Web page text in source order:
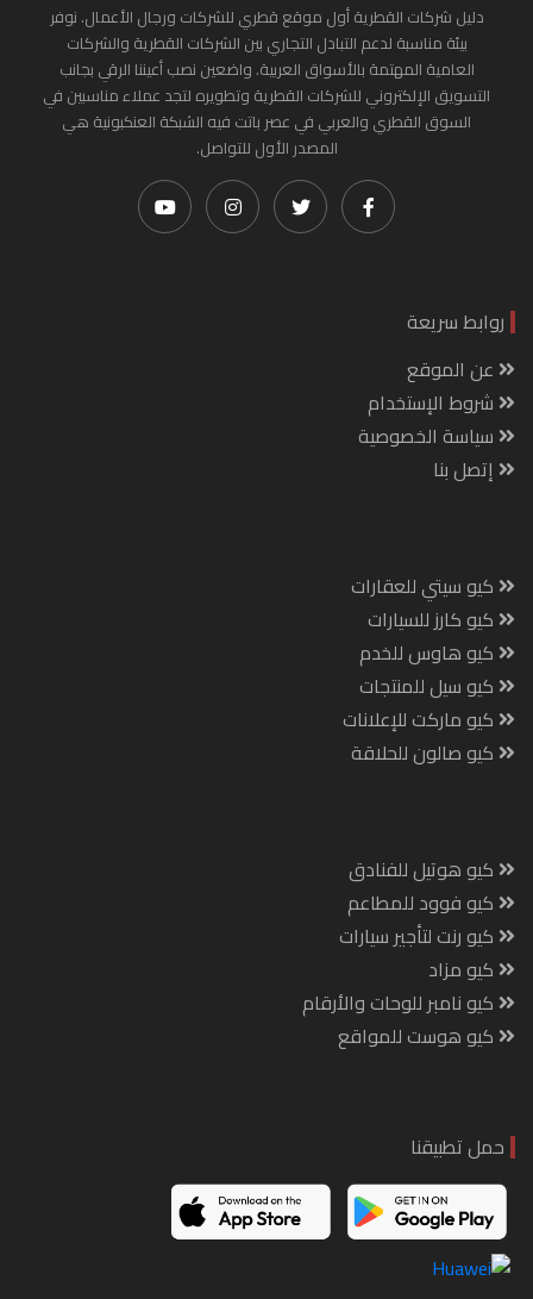
دليل شركات القطرية أول موقع قطري للشركات ورجال الأعمال. نوفر
بيئة مناسبة لدعم التبادل التجاري بين الشركات القطرية والشركات
العامية المهتمة بالأسواق العربية. واضعين نصب أعيننا الرقي بجانب
التسويق الإلكتروني للشركات القطرية وتطويره لتجد عملاء مناسبين في
السوق القطري والعربي في عصر باتت فيه الشبكة العنكبونية هي
المصدر الأول للتواصل.
روابط سريعة
عن الموقع
شروط الإستخدام
سياسة الخصوصية
إتصل بنا
كيو سيتي للعقارات
كيو كارز للسيارات
كيو هاوس للخدم
كيو سيل للمنتجات
كيو ماركت للإعلانات
كيو صالون للحلاقة
كيو هوتيل للفنادق
كيو فوود للمطاعم
كيو رنت لتأجير سيارات
كيو مزاد
كيو نامبر للوحات والأرقام
كيو هوست للمواقع
حمل تطبيقنا